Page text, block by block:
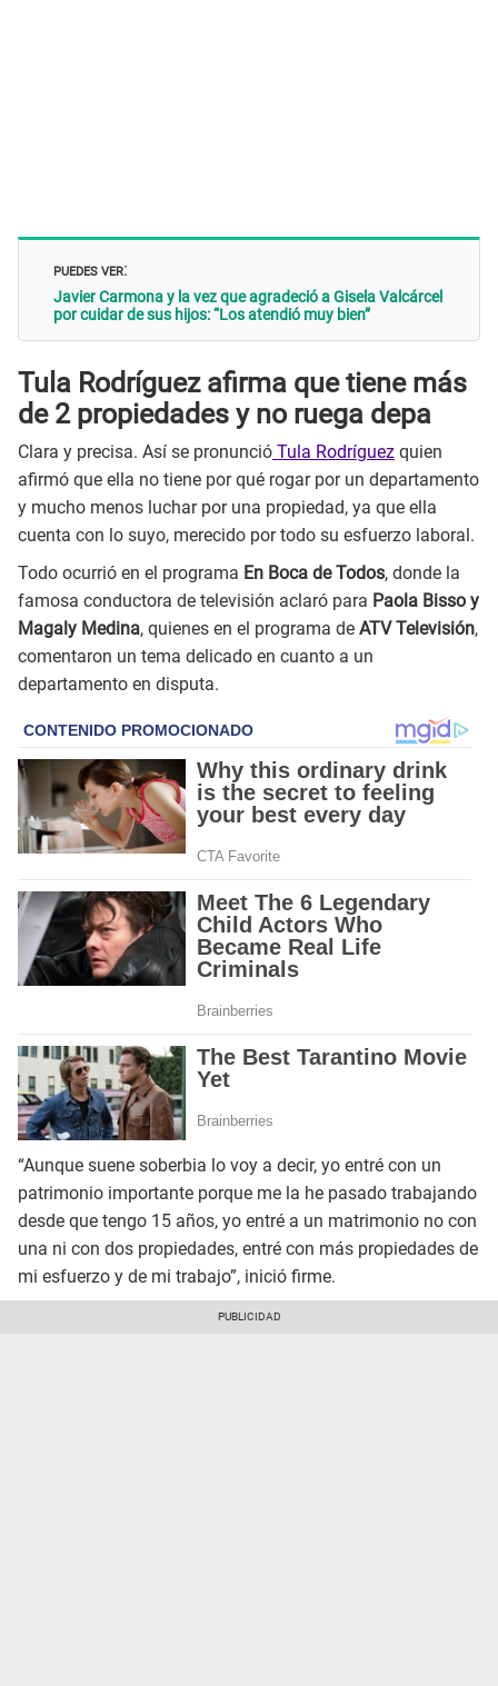
PUEDES VER:
Javier Carmona y la vez que agradeció a Gisela Valcárcel
por cuidar de sus hijos: “Los atendió muy bien”
Tula Rodríguez afirma que tiene más
de 2 propiedades y no ruega depa
Clara y precisa. Así se pronunció Tula Rodríguez quien
afirmó que ella no tiene por qué rogar por un departamento
y mucho menos luchar por una propiedad, ya que ella
cuenta con lo suyo, merecido por todo su esfuerzo laboral.
Todo ocurrió en el programa En Boca de Todos, donde la
famosa conductora de televisión aclaró para Paola Bisso y
Magaly Medina, quienes en el programa de ATV Televisión,
comentaron un tema delicado en cuanto a un
departamento en disputa.
“Aunque suene soberbia lo voy a decir, yo entré con un
patrimonio importante porque me la he pasado trabajando
desde que tengo 15 años, yo entré a un matrimonio no con
una ni con dos propiedades, entré con más propiedades de
mi esfuerzo y de mi trabajo”, inició firme.